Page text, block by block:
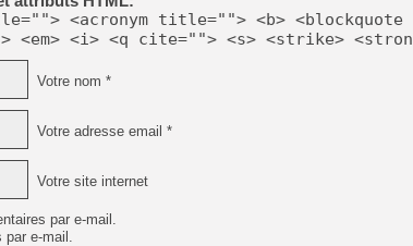
<acronym title=""> <b> <blockquote
<em> <i> <q cite=""> <s> <strike>
Votre nom *
Votre adresse email *
Votre site internet
par e-mail.
par e-mail.